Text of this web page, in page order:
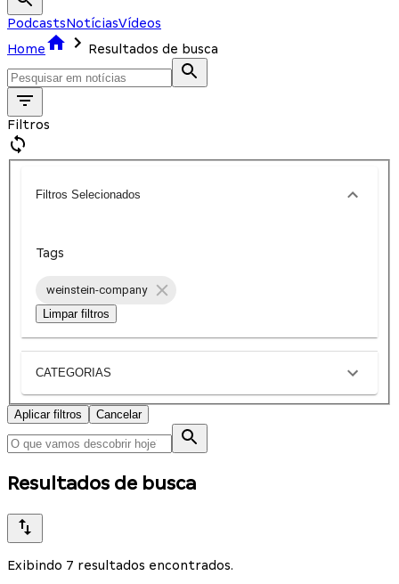
PodcastsNotíciasVídeos
Home
Resultados de busca
Filtros
Filtros Selecionados
Tags
weinstein-company
Limpar filtros
CATEGORIAS
Aplicar filtros Cancelar
Resultados de busca
Exibindo 7 resultados encontrados.